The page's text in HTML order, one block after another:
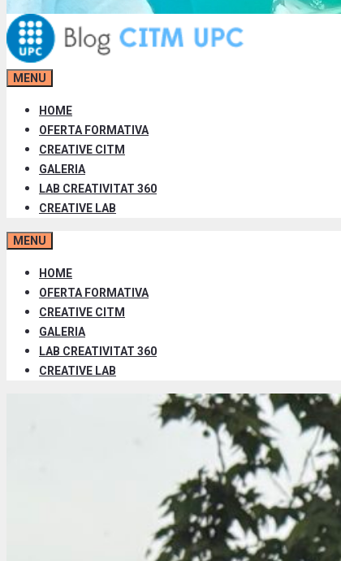
MENU
HOME
OFERTA FORMATIVA
CREATIVE CITM
GALERIA
LAB CREATIVITAT 360
CREATIVE LAB
MENU
HOME
OFERTA FORMATIVA
CREATIVE CITM
GALERIA
LAB CREATIVITAT 360
CREATIVE LAB